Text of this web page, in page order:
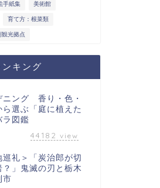
手紙集 美術館
育て方：根菜類
観光拠点
キング
ニング 香り・色・
ら選ぶ「庭に植えた
ラ図鑑
44182 view
巡礼＞「炭治郎が切
？」鬼滅の刃と栃木
市